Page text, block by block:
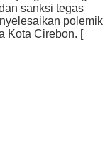
sanksi tegas
polemik
Kota Cirebon. [